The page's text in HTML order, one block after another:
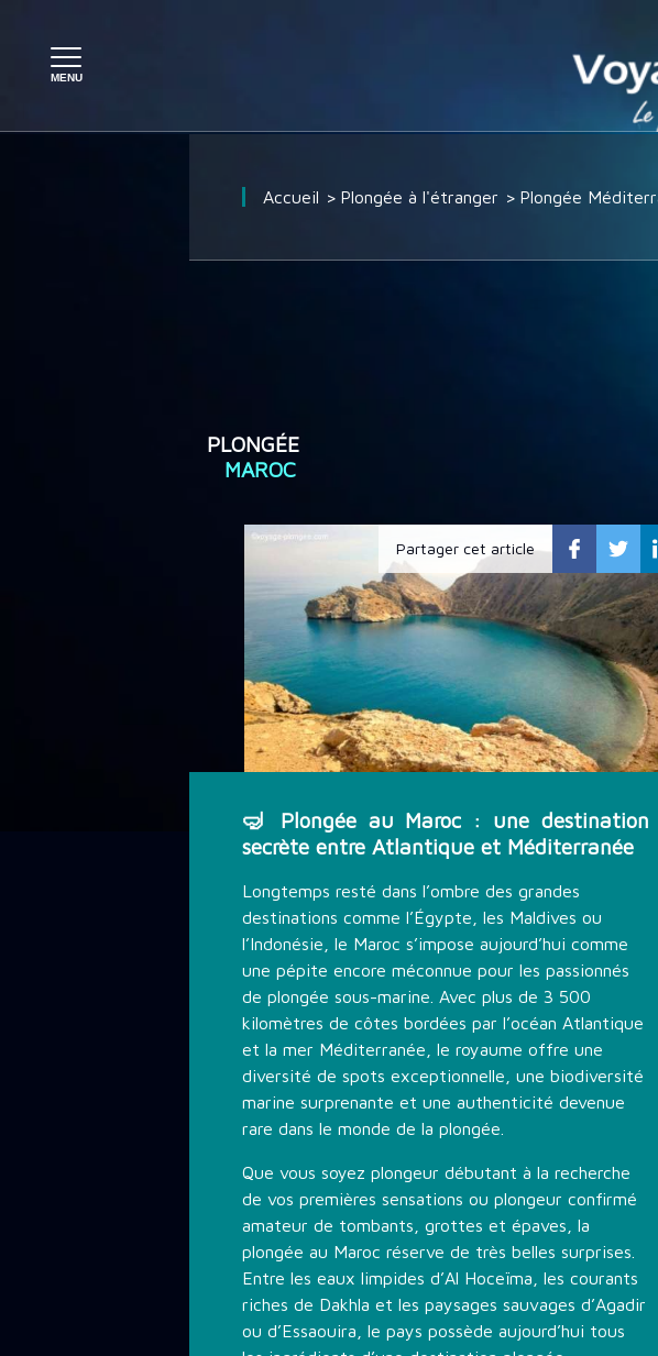
Accueil Plongée à l'étranger Plongée
PLONGÉE
MAROC
Partager cet article
🤿 Plongée au Maroc : une destination
secrète entre Atlantique et Méditerranée
Longtemps resté dans l’ombre des grandes
destinations comme l’Égypte, les Maldives ou
l’Indonésie, le Maroc s’impose aujourd’hui comme
une pépite encore méconnue pour les passionnés
de plongée sous-marine. Avec plus de 3 500
kilomètres de côtes bordées par l’océan Atlantique
et la mer Méditerranée, le royaume offre une
diversité de spots exceptionnelle, une biodiversité
marine surprenante et une authenticité devenue
rare dans le monde de la plongée.
Que vous soyez plongeur débutant à la recherche
de vos premières sensations ou plongeur confirmé
amateur de tombants, grottes et épaves, la
plongée au Maroc réserve de très belles surprises.
Entre les eaux limpides d’Al Hoceïma, les courants
riches de Dakhla et les paysages sauvages d’Agadir
ou d’Essaouira, le pays possède aujourd’hui tous